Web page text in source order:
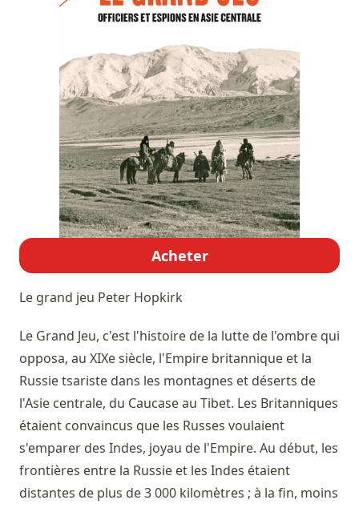
Acheter
Le grand jeu Peter Hopkirk
Le Grand Jeu, c'est l'histoire de la lutte de l'ombre qui
opposa, au XIXe siècle, l'Empire britannique et la
Russie tsariste dans les montagnes et déserts de
l'Asie centrale, du Caucase au Tibet. Les Britanniques
étaient convaincus que les Russes voulaient
s'emparer des Indes, joyau de l'Empire. Au début, les
frontières entre la Russie et les Indes étaient
distantes de plus de 3 000 kilomètres ; à la fin, moins